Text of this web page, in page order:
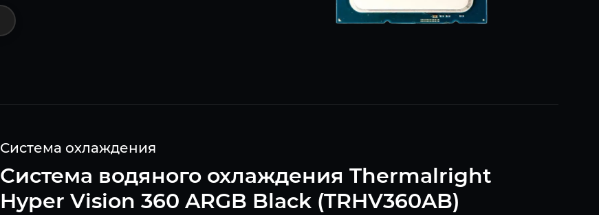
Система охлаждения
Система водяного охлаждения Thermalright
Hyper Vision 360 ARGB Black (TRHV360AB)